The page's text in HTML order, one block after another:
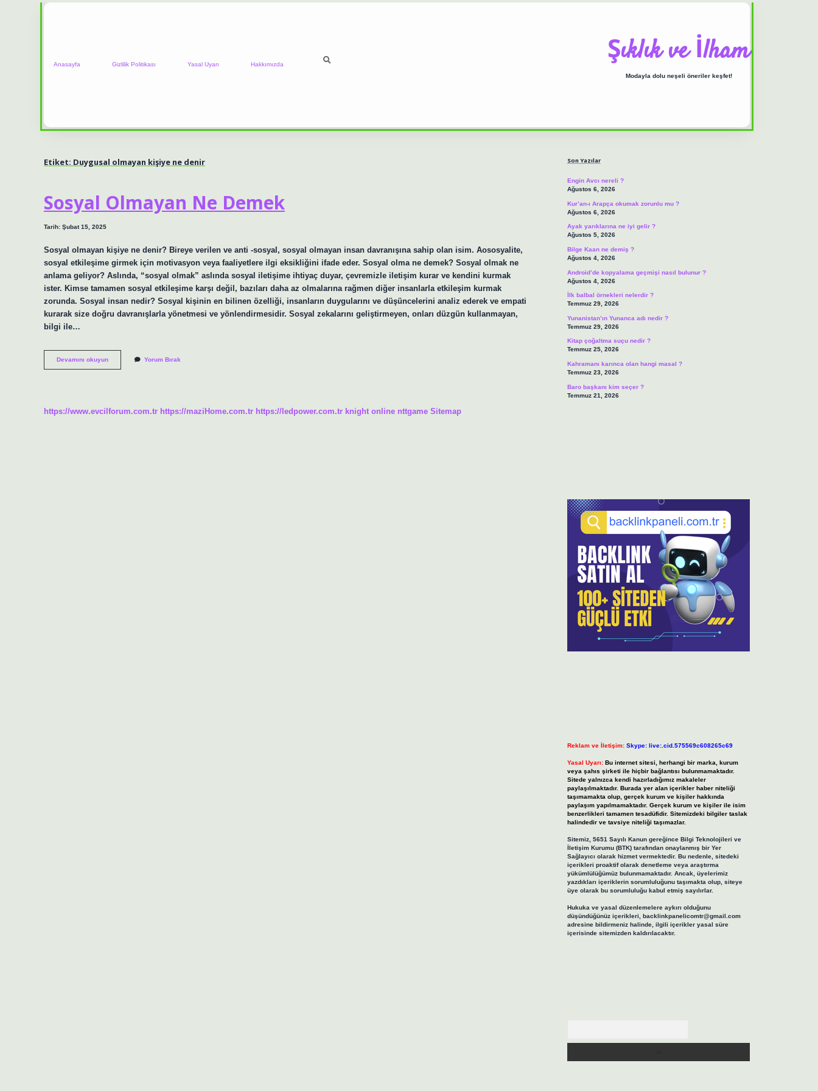
Anasayfa Gizlilik Politikası Yasal Uyarı Hakkımızda Şıklık ve İlham
Modayla dolu neşeli öneriler keşfet!
Etiket: Duygusal olmayan kişiye ne denir
Sosyal Olmayan Ne Demek
Tarih: Şubat 15, 2025
Sosyal olmayan kişiye ne denir? Bireye verilen ve anti -sosyal, sosyal olmayan insan davranışına sahip olan isim. Aososyalite,
sosyal etkileşime girmek için motivasyon veya faaliyetlere ilgi eksikliğini ifade eder. Sosyal olma ne demek? Sosyal olmak ne
anlama geliyor? Aslında, “sosyal olmak” aslında sosyal iletişime ihtiyaç duyar, çevremizle iletişim kurar ve kendini kurmak
ister. Kimse tamamen sosyal etkileşime karşı değil, bazıları daha az olmalarına rağmen diğer insanlarla etkileşim kurmak
zorunda. Sosyal insan nedir? Sosyal kişinin en bilinen özelliği, insanların duygularını ve düşüncelerini analiz ederek ve empati
kurarak size doğru davranışlarla yönetmesi ve yönlendirmesidir. Sosyal zekalarını geliştirmeyen, onları düzgün kullanmayan,
bilgi ile…
Devamını okuyunSosyal
Olmayan
Yorum Bırak
https://www.evcilforum.com.tr https://maziHome.com.tr https://ledpower.com.tr knight online nttgame Sitemap
Son Yazılar
Engin Avcı nereli ?
Ağustos 6, 2026
Kur’an-ı Arapça okumak zorunlu mu ?
Ağustos 6, 2026
Ayak yarıklarına ne iyi gelir ?
Ağustos 5, 2026
Bilge Kaan ne demiş ?
Ağustos 4, 2026
Android’de kopyalama geçmişi nasıl bulunur ?
Ağustos 4, 2026
İlk balbal örnekleri nelerdir ?
Temmuz 29, 2026
Yunanistan’ın Yunanca adı nedir ?
Temmuz 29, 2026
Kitap çoğaltma suçu nedir ?
Temmuz 25, 2026
Kahramanı karınca olan hangi masal ?
Temmuz 23, 2026
Baro başkanı kim seçer ?
Temmuz 21, 2026
Reklam ve İletişim: Skype: live:.cid.575569c608265c69
Yasal Uyarı: Bu internet sitesi, herhangi bir marka, kurum
veya şahıs şirketi ile hiçbir bağlantısı bulunmamaktadır.
Sitede yalnızca kendi hazırladığımız makaleler
paylaşılmaktadır. Burada yer alan içerikler haber niteliği
taşımamakta olup, gerçek kurum ve kişiler hakkında
paylaşım yapılmamaktadır. Gerçek kurum ve kişiler ile isim
benzerlikleri tamamen tesadüfidir. Sitemizdeki bilgiler taslak
halindedir ve tavsiye niteliği taşımazlar.
Sitemiz, 5651 Sayılı Kanun gereğince Bilgi Teknolojileri ve
İletişim Kurumu (BTK) tarafından onaylanmış bir Yer
Sağlayıcı olarak hizmet vermektedir. Bu nedenle, sitedeki
içerikleri proaktif olarak denetleme veya araştırma
yükümlülüğümüz bulunmamaktadır. Ancak, üyelerimiz
yazdıkları içeriklerin sorumluluğunu taşımakta olup, siteye
üye olarak bu sorumluluğu kabul etmiş sayılırlar.
Hukuka ve yasal düzenlemelere aykırı olduğunu
düşündüğünüz içerikleri, backlinkpanelicomtr@gmail.com
adresine bildirmeniz halinde, ilgili içerikler yasal süre
içerisinde sitemizden kaldırılacaktır.
ilbet casinohttps://betexpergiris.casino/betexpergir.net